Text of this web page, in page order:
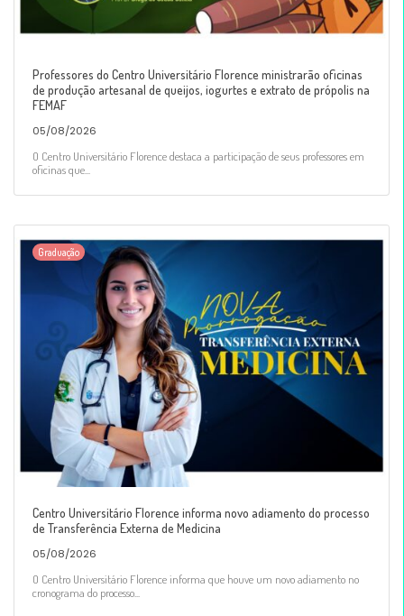
Professores do Centro Universitário Florence ministrarão oficinas
de produção artesanal de queijos, iogurtes e extrato de própolis na
FEMAF
05/08/2026
O Centro Universitário Florence destaca a participação de seus professores em
oficinas que...
Graduação
Centro Universitário Florence informa novo adiamento do processo
de Transferência Externa de Medicina
05/08/2026
O Centro Universitário Florence informa que houve um novo adiamento no
cronograma do processo...